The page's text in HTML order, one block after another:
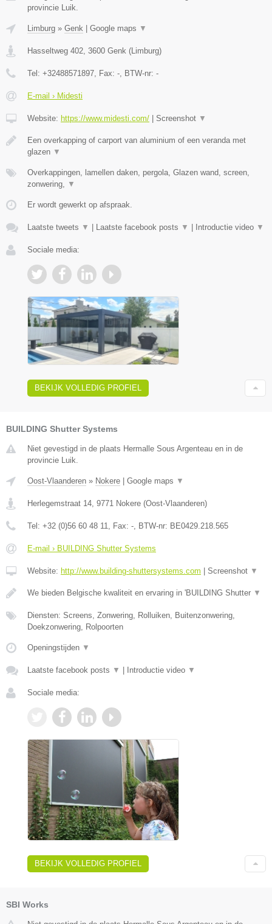
provincie Luik.
Limburg » Genk Google maps ▼
Hasseltweg 402 3600 Genk ( Limburg)
Tel: +32488571897 , Fax: - , BTW-nr: -
E-mail › Midesti
Website: https://www.midesti.com/ Screenshot ▼
Een overkapping of carport van aluminium of een veranda met
glazen ▼
Overkappingen, lamellen daken, pergola, Glazen wand, screen,
zonwering,
▼
Er wordt gewerkt op afspraak.
Laatste tweets ▼ Laatste facebook posts ▼ Introductie video ▼
Sociale media:
BEKIJK VOLLEDIG PROFIEL
BUILDING Shutter Systems
Niet gevestigd in de plaats Hermalle Sous Argenteau en in de
provincie Luik.
Oost-Vlaanderen » Nokere Google maps ▼
Herlegemstraat 14 9771 Nokere (Oost-Vlaanderen)
Tel: +32 (0)56 60 48 11 , Fax: - , BTW-nr: BE0429.218.565
E-mail › BUILDING Shutter Systems
Website: http://www.building-shuttersystems.com Screenshot ▼
We bieden Belgische kwaliteit en ervaring in 'BUILDING Shutter ▼
Diensten: Screens, Zonwering, Rolluiken, Buitenzonwering,
Doekzonwering, Rolpoorten
Openingstijden ▼
Laatste facebook posts ▼ Introductie video ▼
Sociale media:
BEKIJK VOLLEDIG PROFIEL
SBI Works